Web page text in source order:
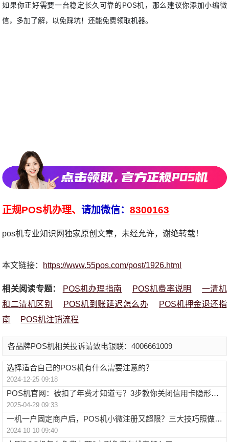
如果你正好需要一台稳定长久可靠的POS机，那么建议你添加小编微
信，多加了解，以免踩坑！还能免费领取机器。
正规POS机办理、请加微信：8300163
pos机专业知识网独家原创文章，未经允许，谢绝转载！
本文链接： https://www.55pos.com/post/1926.html
相关阅读专题： POS机办理指南 POS机费率说明
一清机
和二清机区别
POS机到账延迟怎么办
POS机押金退还指
南
POS机注销流程
各品牌POS机相关投诉请致电银联：4006661009
选择适合自己的POS机有什么需要注意的？
2024-12-25 09:18
POS机官网：被扣了年费才知道亏？3步教你关闭信用卡隐形扣费
2025-04-29 09:33
一机一户固定商户后，POS机小微注册又超限？三大技巧照做就对了【收藏】
2024-10-10 09:40